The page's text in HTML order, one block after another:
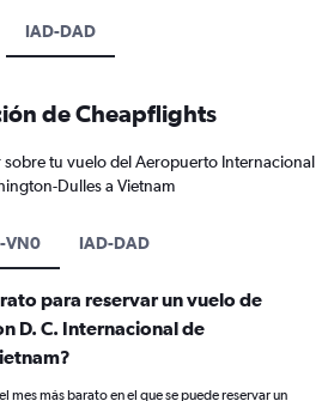
IAD-DAD
de Cheapflights
sobre tu vuelo del Aeropuerto Internacional
Dulles a Vietnam
VN0 IAD-DAD
para reservar un vuelo de
D. C. Internacional de
mes más barato en el que se puede reservar un